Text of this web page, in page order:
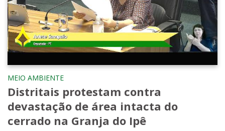
MEIO AMBIENTE
Distritais protestam contra
devastação de área intacta do
cerrado na Granja do Ipê